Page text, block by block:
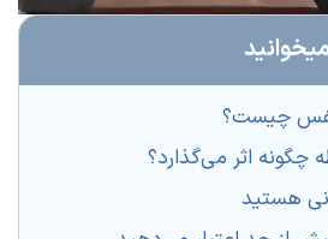
چیست؟
چگونه اثر می‌گذارد؟